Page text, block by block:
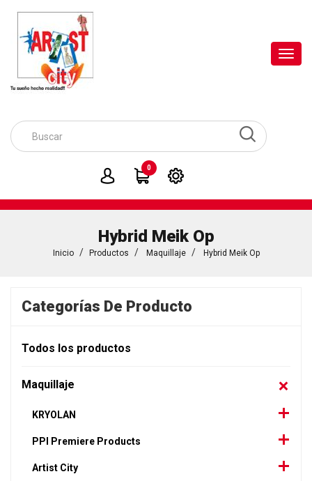
0
Hybrid Meik Op
Inicio Productos Maquillaje Hybrid Meik Op
Categorías De Producto
Todos los productos
Maquillaje
KRYOLAN
PPI Premiere Products
Artist City